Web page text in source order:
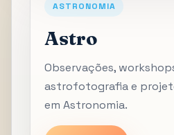
ASTRONOMIA
Astro
Observações,
astrofotografia e
em Astronomia.